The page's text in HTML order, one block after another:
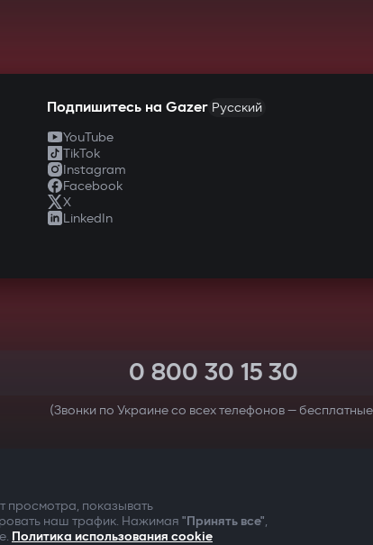
Подпишитесь на Gazer Русский
YouTube
TikTok
Instagram
Facebook
X
LinkedIn
0 800 30 15 30
(Звонки по Украине со всех телефонов —
БЕЗОПАСНОСТЬ
просмотра, показывать
наш трафик. Нажимая "Принять все",
Политика использования cookie